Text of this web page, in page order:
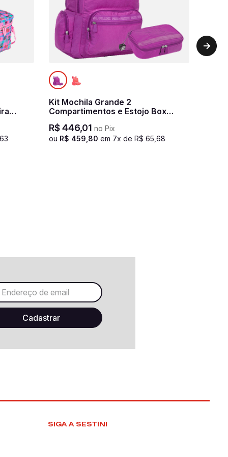
Kit Mochila Grande 2
Compartimentos e Estojo Box
Especial Paul Frank Classics -
Orquídea
R$ 446,01 no Pix
ou R$ 459,80 em 7x de R$ 65,68
SIGA A SESTINI